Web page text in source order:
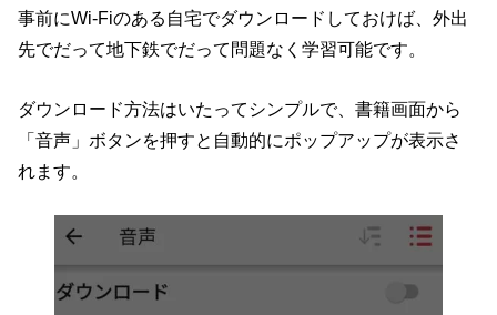
事前にWi-Fiのある自宅でダウンロードしておけば、外出
先でだって地下鉄でだって問題なく学習可能です。
ダウンロード方法はいたってシンプルで、書籍画面から
「音声」ボタンを押すと自動的にポップアップが表示さ
れます。